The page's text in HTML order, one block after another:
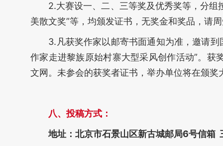
2.大赛设一、二、三等奖及优秀奖等，分组
美散文奖”等，均颁发证书，无奖金和奖品，请
3.凡获奖作家以邮寄书面通知为准，邀请到
作家走进黎族原始村寨大型采风创作活动”。
文网。未参会的获奖者证书，举办单位将在颁奖
八、投稿方式：
地址：北京市石景山区新古城邮局6号信箱